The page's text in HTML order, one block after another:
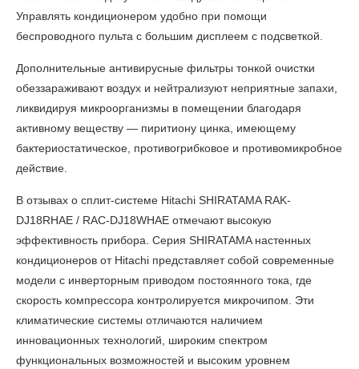
Управлять кондиционером удобно при помощи
беспроводного пульта с большим дисплеем с подсветкой.
Дополнительные антивирусные фильтры тонкой очистки
обеззараживают воздух и нейтрализуют неприятные запахи,
ликвидируя микроорганизмы в помещении благодаря
активному веществу — пиритиону цинка, имеющему
бактериостатическое, противогрибковое и противомикробное
действие.
В отзывах о сплит-системе Hitachi SHIRATAMA RAK-
DJ18RHAE / RAC-DJ18WHAE отмечают высокую
эффективность прибора. Серия SHIRATAMA настенных
кондиционеров от Hitachi представляет собой современные
модели с инверторным приводом постоянного тока, где
скорость компрессора контролируется микрочипом. Эти
климатические системы отличаются наличием
инновационных технологий, широким спектром
функциональных возможностей и высоким уровнем